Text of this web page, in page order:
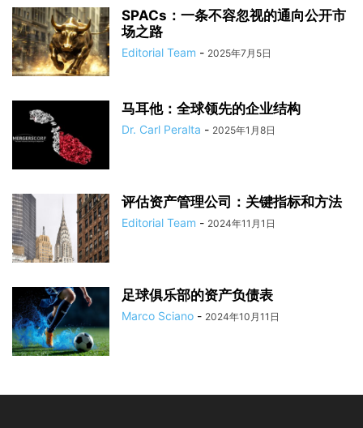
SPACs：一条不容忽视的通向公开市
场之路
Editorial Team - 2025年7月5日
马耳他：全球领先的企业结构
Dr. Carl Peralta - 2025年1月8日
评估资产管理公司：关键指标和方法
Editorial Team - 2024年11月1日
足球俱乐部的资产负债表
Marco Sciano - 2024年10月11日